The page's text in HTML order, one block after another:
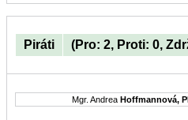
Piráti (Pro: 2, Proti: 0,
Mgr. Andrea Hoffmannová,